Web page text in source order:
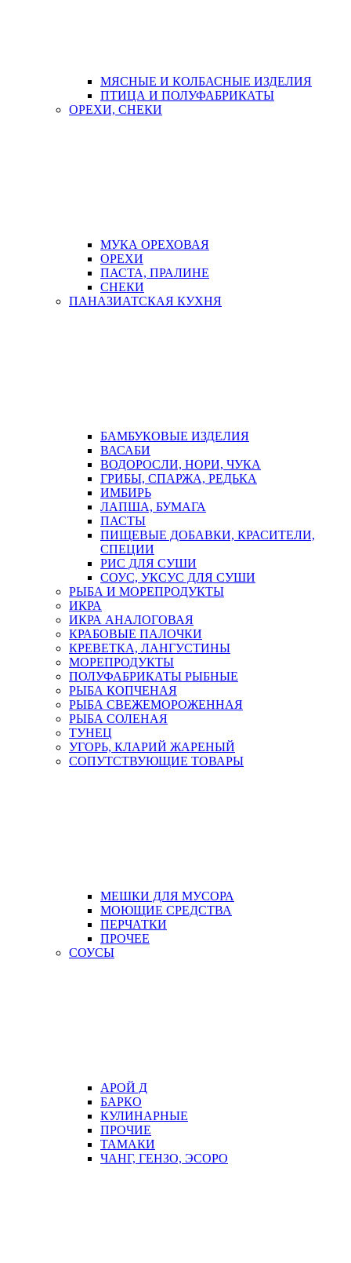
МЯСНЫЕ И КОЛБАСНЫЕ ИЗДЕЛИЯ
ПТИЦА И ПОЛУФАБРИКАТЫ
ОРЕХИ, СНЕКИ
МУКА ОРЕХОВАЯ
ОРЕХИ
ПАСТА, ПРАЛИНЕ
СНЕКИ
ПАНАЗИАТСКАЯ КУХНЯ
БАМБУКОВЫЕ ИЗДЕЛИЯ
ВАСАБИ
ВОДОРОСЛИ, НОРИ, ЧУКА
ГРИБЫ, СПАРЖА, РЕДЬКА
ИМБИРЬ
ЛАПША, БУМАГА
ПАСТЫ
ПИЩЕВЫЕ ДОБАВКИ, КРАСИТЕЛИ,
СПЕЦИИ
РИС ДЛЯ СУШИ
СОУС, УКСУС ДЛЯ СУШИ
РЫБА И МОРЕПРОДУКТЫ
ИКРА
ИКРА АНАЛОГОВАЯ
КРАБОВЫЕ ПАЛОЧКИ
КРЕВЕТКА, ЛАНГУСТИНЫ
МОРЕПРОДУКТЫ
ПОЛУФАБРИКАТЫ РЫБНЫЕ
РЫБА КОПЧЕНАЯ
РЫБА СВЕЖЕМОРОЖЕННАЯ
РЫБА СОЛЕНАЯ
ТУНЕЦ
УГОРЬ, КЛАРИЙ ЖАРЕНЫЙ
СОПУТСТВУЮЩИЕ ТОВАРЫ
МЕШКИ ДЛЯ МУСОРА
МОЮЩИЕ СРЕДСТВА
ПЕРЧАТКИ
ПРОЧЕЕ
СОУСЫ
АРОЙ Д
БАРКО
КУЛИНАРНЫЕ
ПРОЧИЕ
ТАМАКИ
ЧАНГ, ГЕНЗО, ЭСОРО